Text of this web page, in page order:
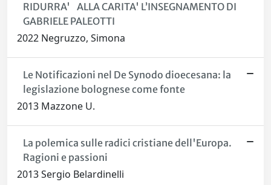
RIDURRA' ALLA CARITA' L’INSEGNAMENTO DI
GABRIELE PALEOTTI
2022 Negruzzo, Simona
Le Notificazioni nel De Synodo dioecesana: la
legislazione bolognese come fonte
2013 Mazzone U.
La polemica sulle radici cristiane dell'Europa.
Ragioni e passioni
2013 Sergio Belardinelli